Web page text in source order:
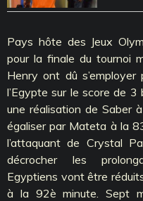
Pays hôte des Jeux
pour la finale du tournoi
Henry ont dû
l’Egypte sur le score de
une réalisation de Saber
égaliser par Mateta à la
l’attaquant de Crystal
décrocher les
Egyptiens vont être
à la 92è minute. Sept